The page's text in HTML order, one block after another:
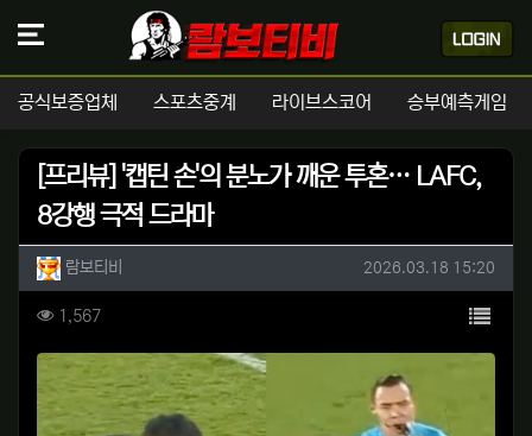
공식보증업체 스포츠중계 라이브스코어 승부예측게임
[프리뷰] '캡틴 손'의 분노가 깨운 투혼… LAFC,
8강행 극적 드라마
작성자 정보
람보티비 작성일
2026.03.18 15:20
컨텐츠 정보
1,567조회 목록
본문